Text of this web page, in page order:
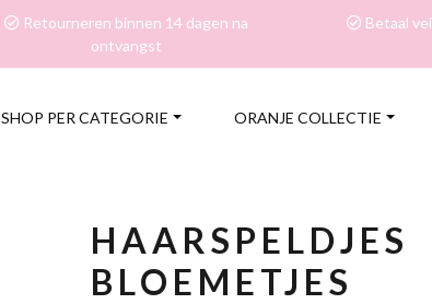
Retourneren binnen 14 dagen na
ontvangst
Betaal
SHOP PER CATEGORIE ORANJE COLLECTIE
HAARSPELDJES
BLOEMETJES